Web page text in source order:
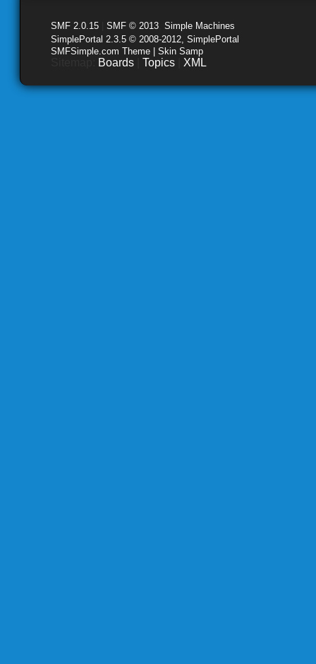
SMF 2.0.15 SMF © 2013 Simple Machines
SimplePortal 2.3.5 © 2008-2012, SimplePortal
SMFSimple.com Theme | Skin Samp
Boards Topics XML